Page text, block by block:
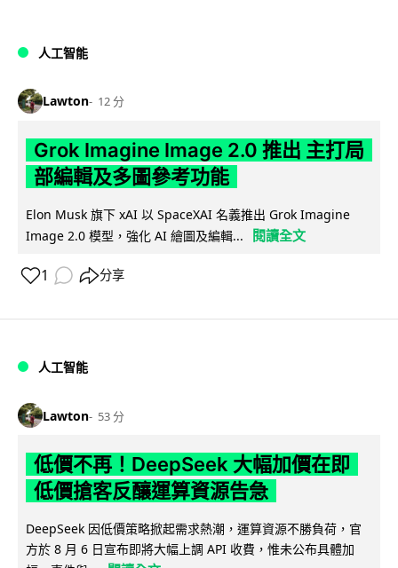
人工智能
Lawton 12 分
Grok Imagine Image 2.0 推出 主打局
部編輯及多圖參考功能
Elon Musk 旗下 xAI 以 SpaceXAI 名義推出 Grok Imagine
Image 2.0 模型，強化 AI 繪圖及編輯...
閱讀全文
1 分享
人工智能
Lawton 53 分
低價不再！DeepSeek 大幅加價在即
低價搶客反釀運算資源告急
DeepSeek 因低價策略掀起需求熱潮，運算資源不勝負荷，官
方於 8 月 6 日宣布即將大幅上調 API 收費，惟未公布具體加